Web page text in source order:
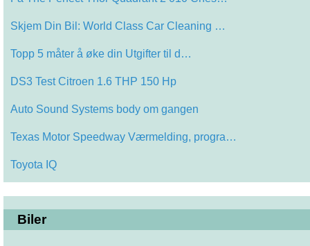
Skjem Din Bil: World Class Car Cleaning …
Topp 5 måter å øke din Utgifter til d…
DS3 Test Citroen 1.6 THP 150 Hp
Auto Sound Systems body om gangen
Texas Motor Speedway Værmelding, progra…
Toyota IQ
Biler